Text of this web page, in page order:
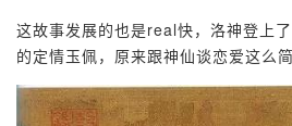
这故事发展的也是real快，洛神登上
的定情玉佩，原来跟神仙谈恋爱这么简